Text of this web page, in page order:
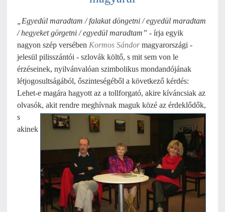
„Egyedül maradtam / falakat döngetni / egyedül maradtam
/ hegyeket görgetni / egyedül maradtam” - írja egyik
nagyon szép versében Kormos Sándormagyarországi -
jelesül pilisszántói - szlovák költő, s mit sem von le
érzéseinek, nyilvánvalóan szimbolikus mondandójának
létjogosultságából, őszinteségéből a következő kérdés:
Lehet-e magára hagyott az a tollforgató, akire kíváncsiak az
olvasók, akit rendre meghívnak maguk közé az érdeklődők,
s
akinek